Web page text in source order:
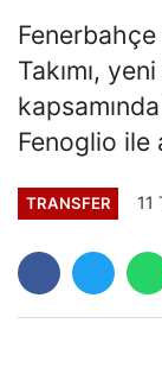
Takımı,
Fenoglio ile
TRANSFER 11